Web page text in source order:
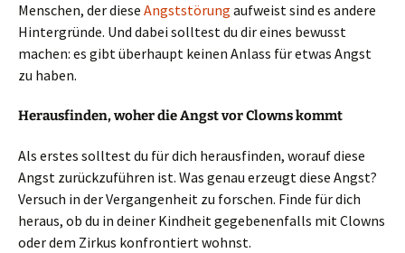
Menschen, der diese Angststörung aufweist sind es andere
Hintergründe. Und dabei solltest du dir eines bewusst
machen: es gibt überhaupt keinen Anlass für etwas Angst
zu haben.
Herausfinden, woher die Angst vor Clowns kommt
Als erstes solltest du für dich herausfinden, worauf diese
Angst zurückzuführen ist. Was genau erzeugt diese Angst?
Versuch in der Vergangenheit zu forschen. Finde für dich
heraus, ob du in deiner Kindheit gegebenenfalls mit Clowns
oder dem Zirkus konfrontiert wohnst.